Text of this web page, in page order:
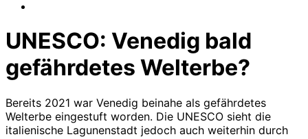
UNESCO: Venedig bald
gefährdetes Welterbe?
Bereits 2021 war Venedig beinahe als gefährdetes
Welterbe eingestuft worden. Die UNESCO sieht die
italienische Lagunenstadt jedoch auch weiterhin durch